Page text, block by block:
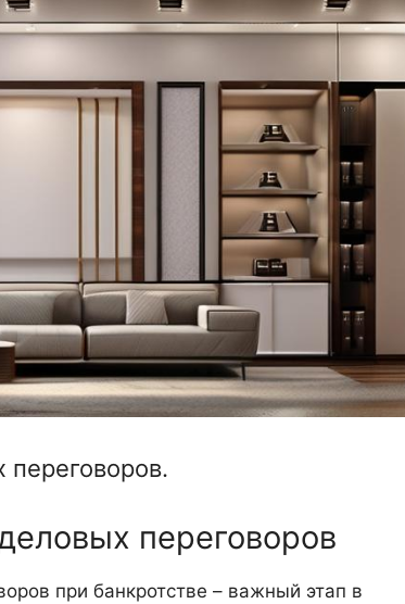
переговоров
при банкротстве – важный этап в